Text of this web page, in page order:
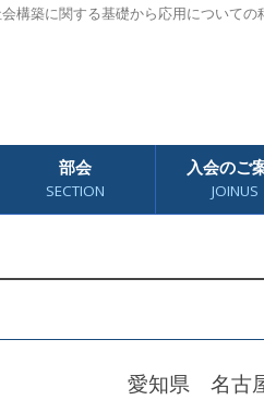
構築に関する基礎から応用について
部会
SECTION
入会のご
JOINUS
愛知県 名古